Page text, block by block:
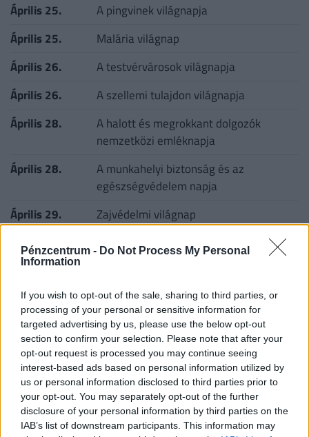
Pénzcentrum - Do Not Process My Personal
Information
If you wish to opt-out of the sale, sharing to third parties, or
processing of your personal or sensitive information for
targeted advertising by us, please use the below opt-out
section to confirm your selection. Please note that after your
opt-out request is processed you may continue seeing
interest-based ads based on personal information utilized by
us or personal information disclosed to third parties prior to
your opt-out. You may separately opt-out of the further
disclosure of your personal information by third parties on the
IAB’s list of downstream participants. This information may
Április 25.
A pingvinek világnapja
Április 25.
Malária világnap
Április 26.
A testvérvárosok világnapja
Április 26.
A szellemi tulajdon világnapja
Április 28.
A halott és megrokkant dolgozók
nemzetközi emléknapja
Április 28.
A munkahelyi biztonság és az
egészségvédelem napja
Április 29.
Zajvédelmi világnap
Április 29.
A vakvezető kutyák világnapja
Április 29.
Április 30.
A katonazene napja
Április 30.
Jazz világnap
Április 30.
A méhek napja
Vissza a naptár főoldalra